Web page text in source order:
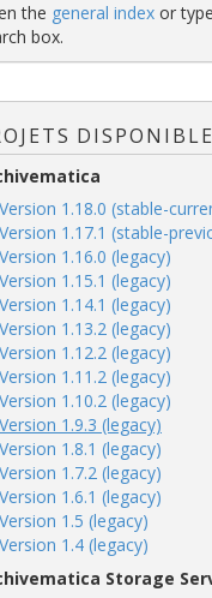
the general index or
box.
Version 1.18.0 (stable-
Version 1.17.1 (stable-
Version 1.16.0 (legacy)
Version 1.15.1 (legacy)
Version 1.14.1 (legacy)
Version 1.13.2 (legacy)
Version 1.12.2 (legacy)
Version 1.11.2 (legacy)
Version 1.10.2 (legacy)
Version 1.9.3 (legacy)
Version 1.8.1 (legacy)
Version 1.7.2 (legacy)
Version 1.6.1 (legacy)
Version 1.5 (legacy)
Version 1.4 (legacy)
Storage